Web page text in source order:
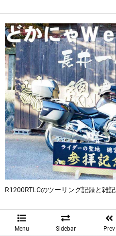
R1200RTLCのツーリング記録と雑記
Menu Sidebar Prev